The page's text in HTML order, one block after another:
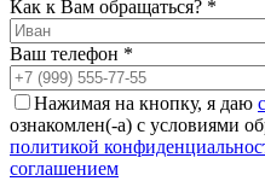
Как к Вам обращаться? *
Ваш телефон *
Нажимая на кнопку, я даю
ознакомлен(-а) с условиями
политикой
соглашением